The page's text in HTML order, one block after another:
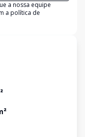
a nossa equipe
a política de